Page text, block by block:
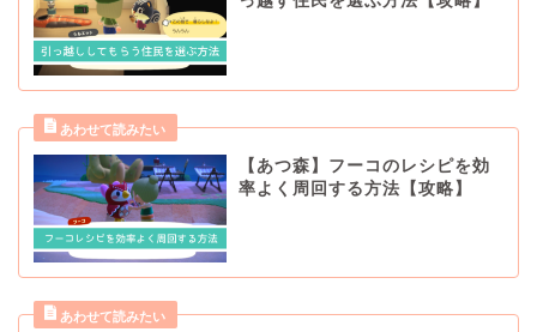
【あつ森】フーコのレシピを効
率よく周回する方法【攻略】